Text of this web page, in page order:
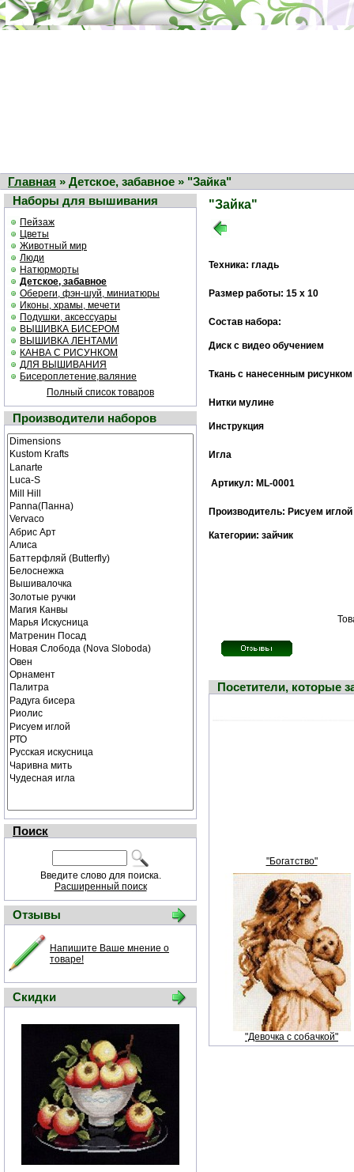
Главная » Детское, забавное » "Зайка"
Наборы для вышивания
Пейзаж
Цветы
Животный мир
Люди
Натюрморты
Детское, забавное
Обереги, фэн-шуй, миниатюры
Иконы, храмы, мечети
Подушки, аксессуары
ВЫШИВКА БИСЕРОМ
ВЫШИВКА ЛЕНТАМИ
КАНВА С РИСУНКОМ
ДЛЯ ВЫШИВАНИЯ
Бисероплетение,валяние
Полный список товаров
Производители наборов
Поиск
Введите слово для поиска.
Расширенный поиск
Отзывы
Напишите Ваше мнение о
товаре!
Скидки
"Зайка"
Техника: гладь
Размер работы: 15 х 10
Состав набора:
Диск с видео обучением
Ткань с нанесенным рисунком
Нитки мулине
Инструкция
Игла
Артикул: ML-0001
Производитель: Рисуем иглой
Категории: зайчик
Посетители, которые
"Богатство"
"Девочка с собачкой"